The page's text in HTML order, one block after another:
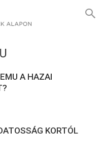
A HAZAI
KORTÓL